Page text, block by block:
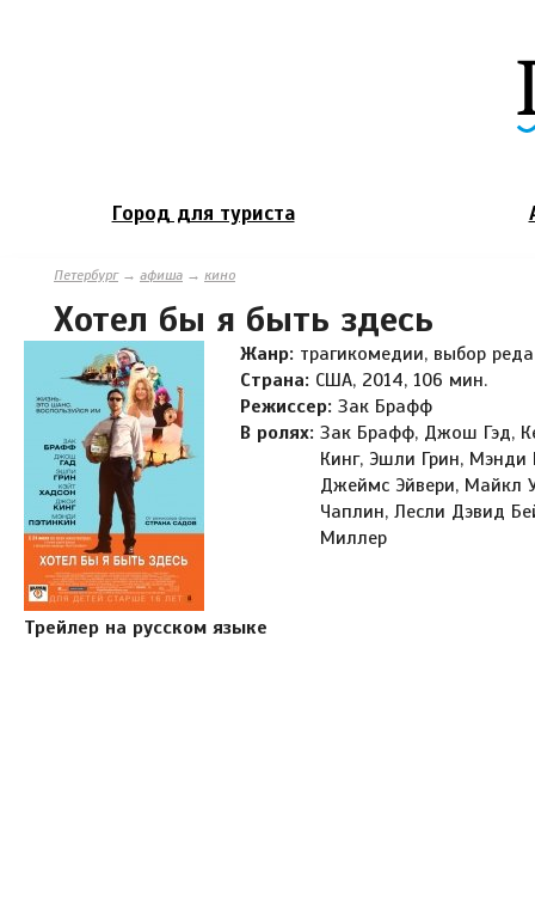
Город для туриста
Петербург→ афиша → кино
Хотел бы я быть здесь
Жанр: трагикомедии, выбор
Страна: США, 2014, 106 мин.
Режиссер: Зак Брафф
В ролях: Зак Брафф, Джош Гэд,
Кинг, Эшли Грин,
Джеймс Эйвери, Майкл
Чаплин, Лесли Дэвид
Миллер
Трейлер на русском языке